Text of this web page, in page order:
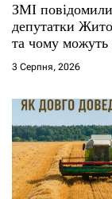
ЗМІ повідомили
депутатки
та чому можуть
3 Серпня, 2026